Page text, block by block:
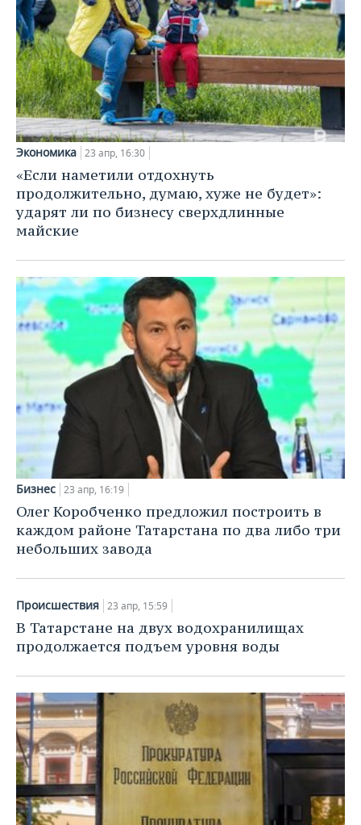
Экономика 23 апр, 16:30
«Если наметили отдохнуть
продолжительно, думаю, хуже не будет»:
ударят ли по бизнесу сверхдлинные
майские
Бизнес 23 апр, 16:19
Олег Коробченко предложил построить в
каждом районе Татарстана по два либо три
небольших завода
Происшествия 23 апр, 15:59
В Татарстане на двух водохранилищах
продолжается подъем уровня воды